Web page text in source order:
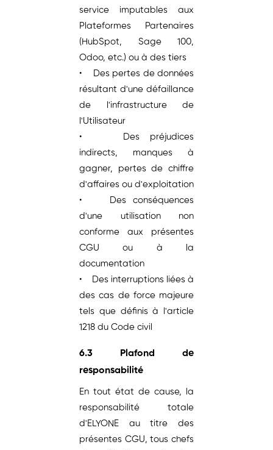
service imputables aux
Plateformes Partenaires
(HubSpot, Sage 100,
Odoo, etc.) ou à des tiers
• Des pertes de données
résultant d'une défaillance
de l'infrastructure de
l'Utilisateur
• Des préjudices
indirects, manques à
gagner, pertes de chiffre
d'affaires ou d'exploitation
• Des conséquences
d'une utilisation non
conforme aux présentes
CGU ou à la
documentation
• Des interruptions liées à
des cas de force majeure
tels que définis à l'article
1218 du Code civil
6.3 Plafond de
responsabilité
En tout état de cause, la
responsabilité totale
d'ELYONE au titre des
présentes CGU, tous chefs